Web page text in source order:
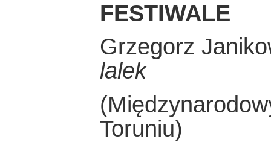
FESTIWALE
Grzegorz
lalek
Toruniu)